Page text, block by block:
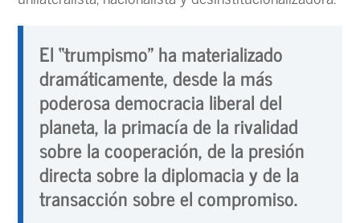
El “trumpismo” ha materializado
dramáticamente, desde la más
poderosa democracia liberal del
planeta, la primacía de la rivalidad
sobre la cooperación, de la presión
directa sobre la diplomacia y de la
transacción sobre el compromiso.